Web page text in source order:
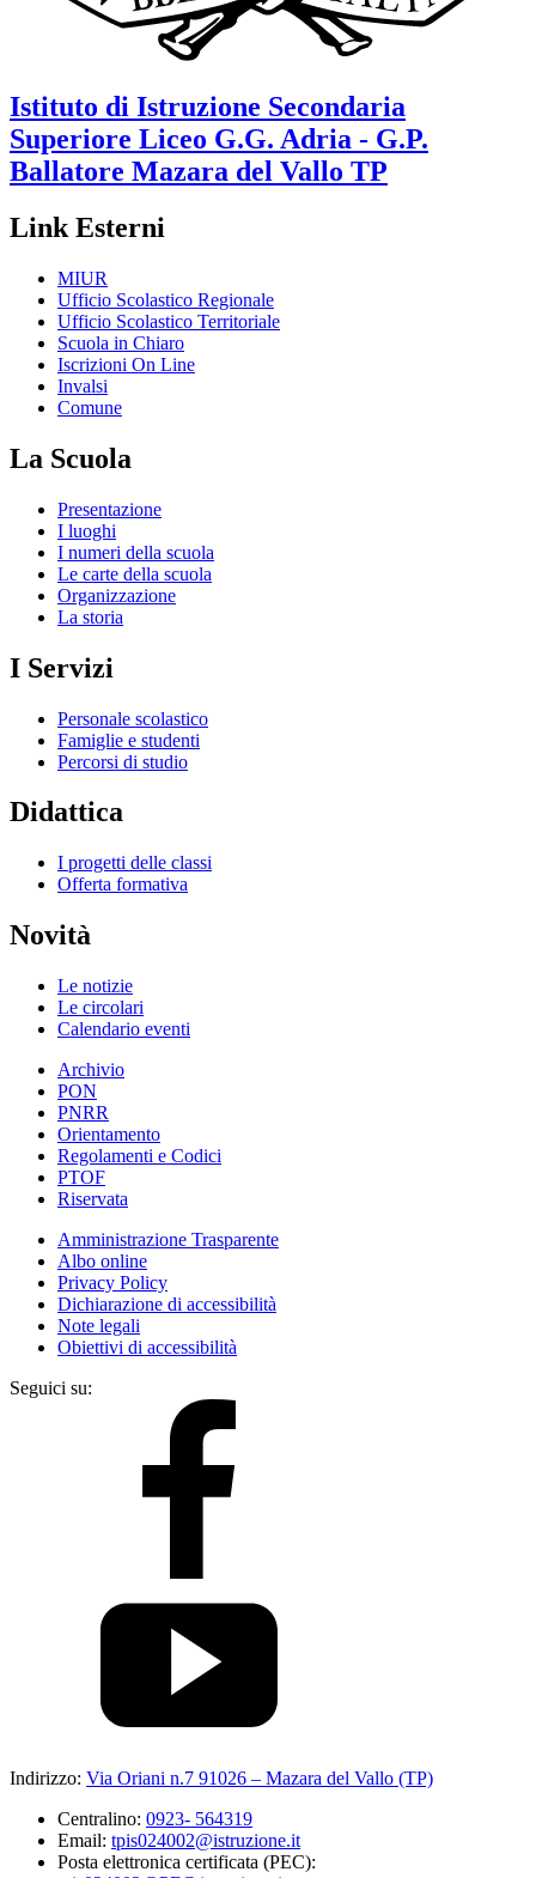
Istituto di Istruzione Secondaria
Superiore Liceo G.G. Adria - G.P.
Ballatore Mazara del Vallo TP
Link Esterni
MIUR
Ufficio Scolastico Regionale
Ufficio Scolastico Territoriale
Scuola in Chiaro
Iscrizioni On Line
Invalsi
Comune
La Scuola
Presentazione
I luoghi
I numeri della scuola
Le carte della scuola
Organizzazione
La storia
I Servizi
Personale scolastico
Famiglie e studenti
Percorsi di studio
Didattica
I progetti delle classi
Offerta formativa
Novità
Le notizie
Le circolari
Calendario eventi
Archivio
PON
PNRR
Orientamento
Regolamenti e Codici
PTOF
Riservata
Amministrazione Trasparente
Albo online
Privacy Policy
Dichiarazione di accessibilità
Note legali
Obiettivi di accessibilità
Seguici su:
Indirizzo: Via Oriani n.7 91026 – Mazara del Vallo (TP)
Centralino: 0923- 564319
Email: tpis024002@istruzione.it
Posta elettronica certificata (PEC):